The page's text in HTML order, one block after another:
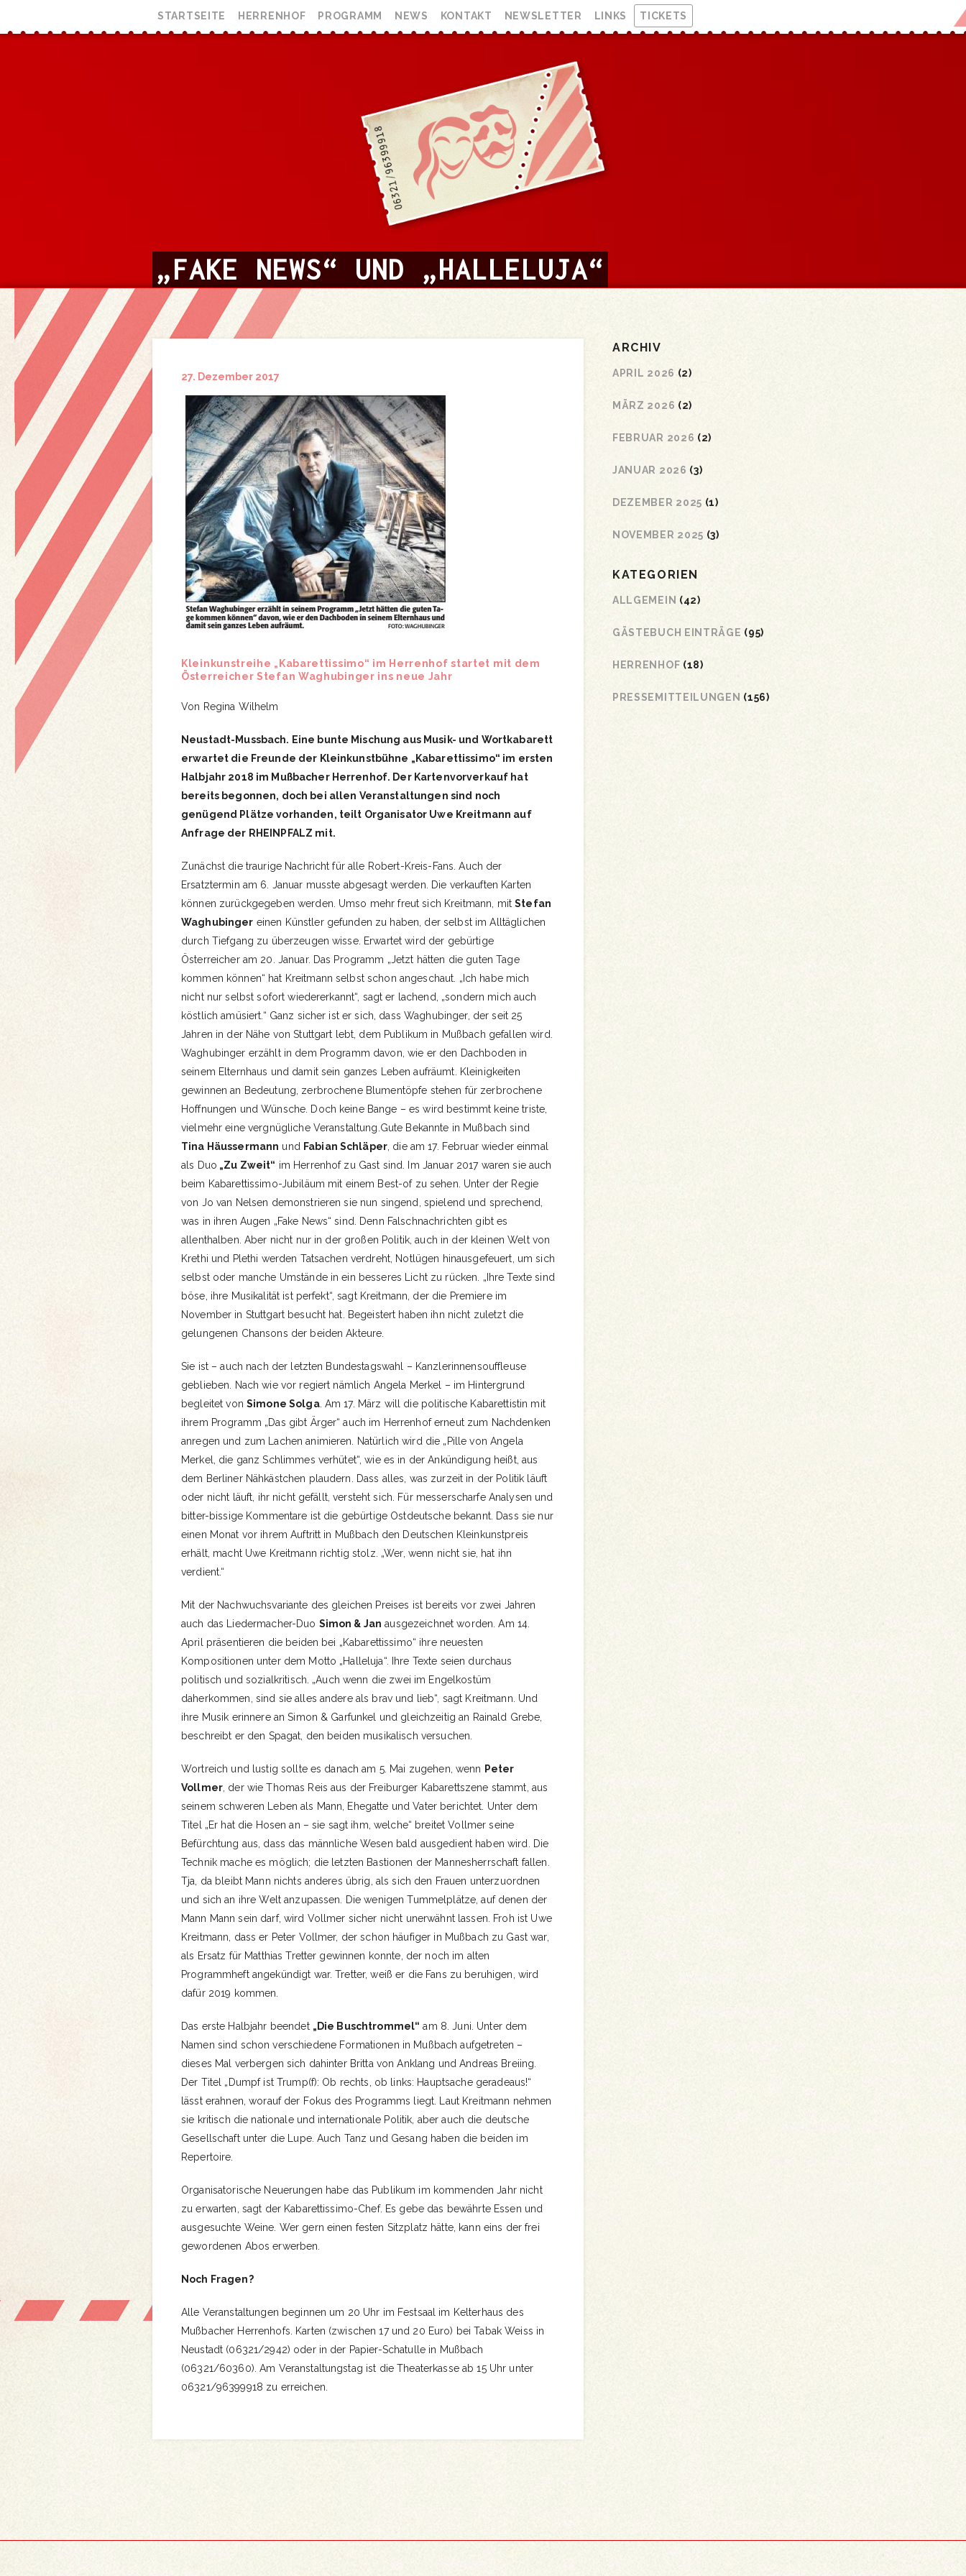
STARTSEITE HERRENHOF PROGRAMM NEWS KONTAKT NEWSLETTER LINKS TICKETS
„FAKE NEWS“ UND „HALLELUJA“
27. Dezember 2017
Kleinkunstreihe „Kabarettissimo“ im Herrenhof startet mit dem
Österreicher Stefan Waghubinger ins neue Jahr
Von Regina Wilhelm
Neustadt-Mussbach. Eine bunte Mischung aus Musik- und Wortkabarett
erwartet die Freunde der Kleinkunstbühne „Kabarettissimo“ im ersten
Halbjahr 2018 im Mußbacher Herrenhof. Der Kartenvorverkauf hat
bereits begonnen, doch bei allen Veranstaltungen sind noch
genügend Plätze vorhanden, teilt Organisator Uwe Kreitmann auf
Anfrage der RHEINPFALZ mit.
Zunächst die traurige Nachricht für alle Robert-Kreis-Fans. Auch der
Ersatztermin am 6. Januar musste abgesagt werden. Die verkauften Karten
können zurückgegeben werden. Umso mehr freut sich Kreitmann, mitStefan
Waghubinger einen Künstler gefunden zu haben, der selbst im Alltäglichen
durch Tiefgang zu überzeugen wisse. Erwartet wird der gebürtige
Österreicher am 20. Januar. Das Programm „Jetzt hätten die guten Tage
kommen können“ hat Kreitmann selbst schon angeschaut. „Ich habe mich
nicht nur selbst sofort wiedererkannt“, sagt er lachend, „sondern mich auch
köstlich amüsiert.“ Ganz sicher ist er sich, dass Waghubinger, der seit 25
Jahren in der Nähe von Stuttgart lebt, dem Publikum in Mußbach gefallen wird.
Waghubinger erzählt in dem Programm davon, wie er den Dachboden in
seinem Elternhaus und damit sein ganzes Leben aufräumt. Kleinigkeiten
gewinnen an Bedeutung, zerbrochene Blumentöpfe stehen für zerbrochene
Hoffnungen und Wünsche. Doch keine Bange – es wird bestimmt keine triste,
vielmehr eine vergnügliche Veranstaltung.Gute Bekannte in Mußbach sind
Tina Häussermann und Fabian Schläper , die am 17. Februar wieder einmal
als Duo „Zu Zweit“ im Herrenhof zu Gast sind. Im Januar 2017 waren sie auch
beim Kabarettissimo-Jubiläum mit einem Best-of zu sehen. Unter der Regie
von Jo van Nelsen demonstrieren sie nun singend, spielend und sprechend,
was in ihren Augen „Fake News“ sind. Denn Falschnachrichten gibt es
allenthalben. Aber nicht nur in der großen Politik, auch in der kleinen Welt von
Krethi und Plethi werden Tatsachen verdreht, Notlügen hinausgefeuert, um sich
selbst oder manche Umstände in ein besseres Licht zu rücken. „Ihre Texte sind
böse, ihre Musikalität ist perfekt“, sagt Kreitmann, der die Premiere im
November in Stuttgart besucht hat. Begeistert haben ihn nicht zuletzt die
gelungenen Chansons der beiden Akteure.
Sie ist – auch nach der letzten Bundestagswahl – Kanzlerinnensouffleuse
geblieben. Nach wie vor regiert nämlich Angela Merkel – im Hintergrund
begleitet von Simone Solga. Am 17. März will die politische Kabarettistin mit
ihrem Programm „Das gibt Ärger“ auch im Herrenhof erneut zum Nachdenken
anregen und zum Lachen animieren. Natürlich wird die „Pille von Angela
Merkel, die ganz Schlimmes verhütet“, wie es in der Ankündigung heißt, aus
dem Berliner Nähkästchen plaudern. Dass alles, was zurzeit in der Politik läuft
oder nicht läuft, ihr nicht gefällt, versteht sich. Für messerscharfe Analysen und
bitter-bissige Kommentare ist die gebürtige Ostdeutsche bekannt. Dass sie nur
einen Monat vor ihrem Auftritt in Mußbach den Deutschen Kleinkunstpreis
erhält, macht Uwe Kreitmann richtig stolz. „Wer, wenn nicht sie, hat ihn
verdient.“
Mit der Nachwuchsvariante des gleichen Preises ist bereits vor zwei Jahren
auch das Liedermacher-Duo Simon & Jan ausgezeichnet worden. Am 14.
April präsentieren die beiden bei „Kabarettissimo“ ihre neuesten
Kompositionen unter dem Motto „Halleluja“. Ihre Texte seien durchaus
politisch und sozialkritisch. „Auch wenn die zwei im Engelkostüm
daherkommen, sind sie alles andere als brav und lieb“, sagt Kreitmann. Und
ihre Musik erinnere an Simon & Garfunkel und gleichzeitig an Rainald Grebe,
beschreibt er den Spagat, den beiden musikalisch versuchen.
Wortreich und lustig sollte es danach am 5. Mai zugehen, wenn Peter
Vollmer, der wie Thomas Reis aus der Freiburger Kabarettszene stammt, aus
seinem schweren Leben als Mann, Ehegatte und Vater berichtet. Unter dem
Titel „Er hat die Hosen an – sie sagt ihm, welche“ breitet Vollmer seine
Befürchtung aus, dass das männliche Wesen bald ausgedient haben wird. Die
Technik mache es möglich; die letzten Bastionen der Mannesherrschaft fallen.
Tja, da bleibt Mann nichts anderes übrig, als sich den Frauen unterzuordnen
und sich an ihre Welt anzupassen. Die wenigen Tummelplätze, auf denen der
Mann Mann sein darf, wird Vollmer sicher nicht unerwähnt lassen. Froh ist Uwe
Kreitmann, dass er Peter Vollmer, der schon häufiger in Mußbach zu Gast war,
als Ersatz für Matthias Tretter gewinnen konnte, der noch im alten
Programmheft angekündigt war. Tretter, weiß er die Fans zu beruhigen, wird
dafür 2019 kommen.
Das erste Halbjahr beendet „Die Buschtrommel“ am 8. Juni. Unter dem
Namen sind schon verschiedene Formationen in Mußbach aufgetreten –
dieses Mal verbergen sich dahinter Britta von Anklang und Andreas Breiing.
Der Titel „Dumpf ist Trump(f): Ob rechts, ob links: Hauptsache geradeaus!“
lässt erahnen, worauf der Fokus des Programms liegt. Laut Kreitmann nehmen
sie kritisch die nationale und internationale Politik, aber auch die deutsche
Gesellschaft unter die Lupe. Auch Tanz und Gesang haben die beiden im
Repertoire.
Organisatorische Neuerungen habe das Publikum im kommenden Jahr nicht
zu erwarten, sagt der Kabarettissimo-Chef. Es gebe das bewährte Essen und
ausgesuchte Weine. Wer gern einen festen Sitzplatz hätte, kann eins der frei
gewordenen Abos erwerben.
Noch Fragen?
Alle Veranstaltungen beginnen um 20 Uhr im Festsaal im Kelterhaus des
Mußbacher Herrenhofs. Karten (zwischen 17 und 20 Euro) bei Tabak Weiss in
Neustadt (06321/2942) oder in der Papier-Schatulle in Mußbach
(06321/60360). Am Veranstaltungstag ist die Theaterkasse ab 15 Uhr unter
06321/96399918 zu erreichen.
ARCHIV
APRIL 2026 (2)
MÄRZ 2026 (2)
FEBRUAR 2026 (2)
JANUAR 2026 (3)
DEZEMBER 2025 (1)
NOVEMBER 2025 (3)
KATEGORIEN
ALLGEMEIN (42)
GÄSTEBUCH EINTRÄGE (95)
HERRENHOF (18)
PRESSEMITTEILUNGEN (156)